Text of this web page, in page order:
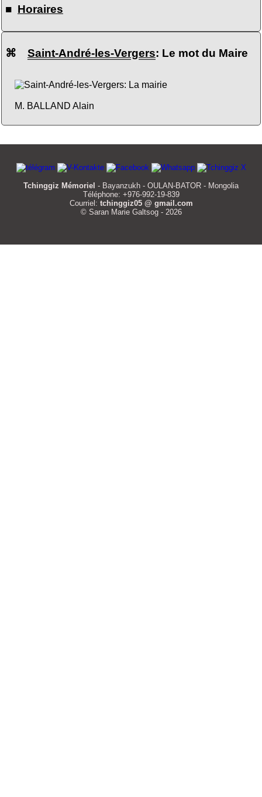
■ Horaires
⌘ Saint-André-les-Vergers: Le mot du Maire
M. BALLAND Alain
Tchinggiz Mémoriel - Bayanzukh - OULAN-BATOR - Mongolia
Téléphone: +976-992-19-839
Courriel: tchinggiz05 @ gmail.com
© Saran Marie Galtsog - 2026